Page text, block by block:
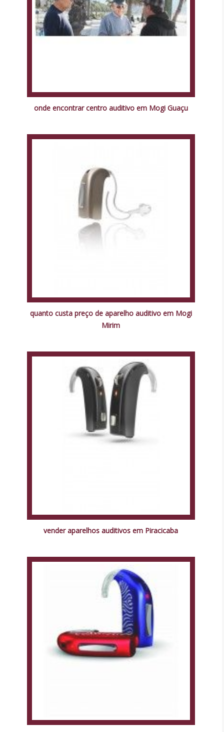
onde encontrar centro auditivo em Mogi Guaçu
quanto custa preço de aparelho auditivo em Mogi
Mirim
vender aparelhos auditivos em Piracicaba